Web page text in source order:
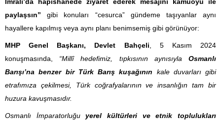
paylaşsın”gibi konuları “cesurca” gündeme taşıyanlar aynı
hayallere kapılmış veya aynı planı benimsemiş gibi görünüyor:
MHP Genel Başkanı, Devlet Bahçeli , 5 Kasım 2024
konuşmasında, “Millî hedefimiz, tıpkısının aynısıylaOsmanlı
Barışı’na benzer bir Türk Barış kuşağının kale duvarları gibi
etrafımıza çekilmesi, Türk coğrafyalarının ve insanlığın tam bir
huzura kavuşmasıdır.
Osmanlı İmparatorluğu yerel kültürleri ve etnik toplulukları